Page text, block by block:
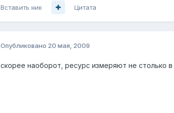
Вставить ник Цитата
Опубликовано 20 мая, 2009
скорее наоборот, ресурс измеряют не столько